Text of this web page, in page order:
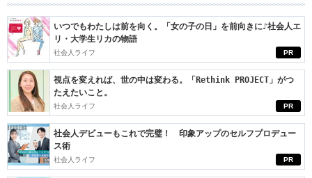
PR
いつでもわたしは前を向く。「女の子の日」を前向きに♪社会人エ
リ・大学生リカの物語
社会人ライフ
PR
視点を変えれば、世の中は変わる。「Rethink PROJECT」がつ
たえたいこと。
社会人ライフ
PR
社会人デビューもこれで完璧！ 印象アップのセルフプロデュー
ス術
社会人ライフ